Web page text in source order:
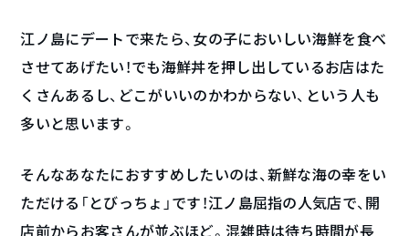
江ノ島にデートで来たら、女の子においしい海鮮を食べ
させてあげたい！でも海鮮丼を押し出しているお店はた
くさんあるし、どこがいいのかわからない、という人も
多いと思います。
そんなあなたにおすすめしたいのは、新鮮な海の幸をい
ただける「とびっちょ」です！江ノ島屈指の人気店で、開
店前からお客さんが並ぶほど。混雑時は待ち時間が長